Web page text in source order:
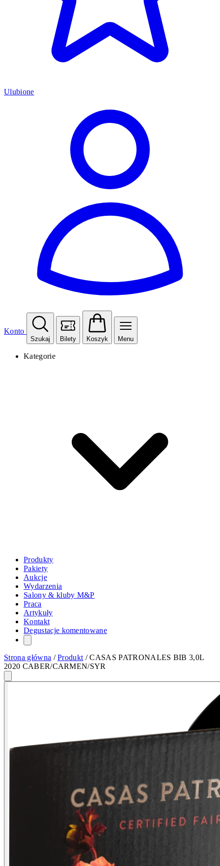
Ulubione
Konto
Szukaj Bilety Koszyk Menu
Kategorie
Produkty
Pakiety
Aukcje
Wydarzenia
Salony & kluby M&P
Praca
Artykuły
Kontakt
Degustacje komentowane
Strona główna /Produkt /CASAS PATRONALES BIB 3,0L
2020 CABER/CARMEN/SYR